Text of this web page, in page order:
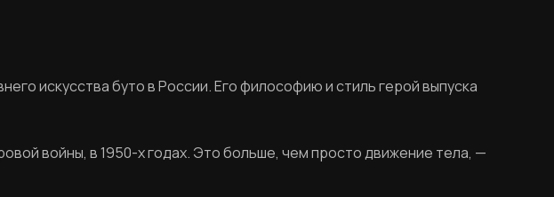
искусства буто в России. Его философию и стиль герой выпуска
войны, в 1950-х годах. Это больше, чем просто движение тела, —